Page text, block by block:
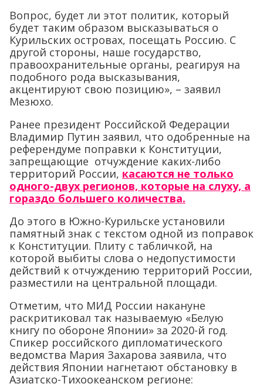
Вопрос, будет ли этот политик, который
будет таким образом высказываться о
Курильских островах, посещать Россию. С
другой стороны, наше государство,
правоохранительные органы, реагируя на
подобного рода высказывания,
акцентируют свою позицию», – заявил
Мезюхо.
Ранее президент Российской Федерации
Владимир Путин заявил, что одобренные на
референдуме поправки к Конституции,
запрещающие отчуждение каких-либо
территорий России, касаются не только
одного-двух регионов, которые на слуху, а
гораздо большего количества.
До этого в Южно-Курильске установили
памятный знак с текстом одной из поправок
к Конституции. Плиту с табличкой, на
которой выбиты слова о недопустимости
действий к отчуждению территорий России,
разместили на центральной площади.
Отметим, что МИД России накануне
раскритиковал так называемую «Белую
книгу по обороне Японии» за 2020-й год.
Спикер российского дипломатического
ведомства Мария Захарова заявила, что
действия Японии нагнетают обстановку в
Азиатско-Тихоокеанском регионе: